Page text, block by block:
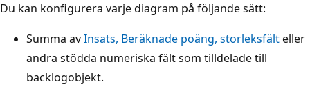
Du kan konfigurera varje diagram på följande sätt:
Summa avInsats, Beräknade poäng, storleksfälteller
andra stödda numeriska fält som tilldelade till
backlogobjekt.